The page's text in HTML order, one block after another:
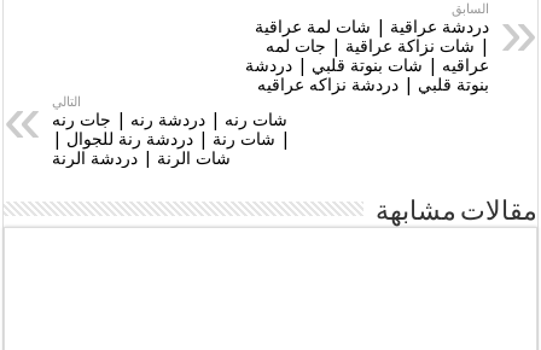
السابق
دردشة عراقية | شات لمة عراقية
| شات نزاكة عراقية | جات لمه
عراقيه | شات بنوتة قلبي | دردشة
بنوتة قلبي | دردشة نزاكه عراقيه
التالي
شات رنه | دردشة رنه | جات رنه
| شات رنة | دردشة رنة للجوال |
شات الرنة | دردشة الرنة
مقالات مشابهة